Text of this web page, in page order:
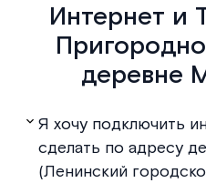
Интернет и
деревне
Я хочу подключить
сделать по адресу
(Ленинский